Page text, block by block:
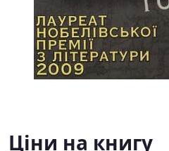
Ціни на книгу